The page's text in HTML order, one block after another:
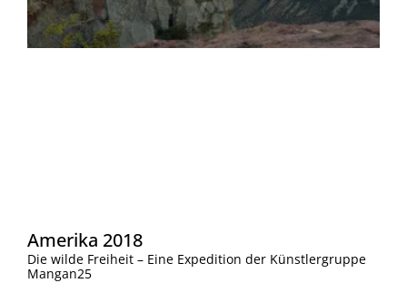
Amerika 2018
Die wilde Freiheit – Eine Expedition der Künstlergruppe
Mangan25